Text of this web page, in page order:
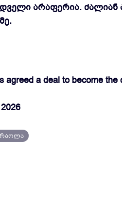
არაფერია.
agreed a deal to become the